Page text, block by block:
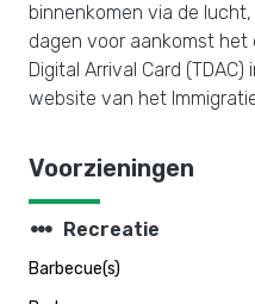
binnenkomen via de
dagen voor aankomst het
Digital Arrival Card
website van het
Voorzieningen
steppers Recreatie
Barbecue(s)